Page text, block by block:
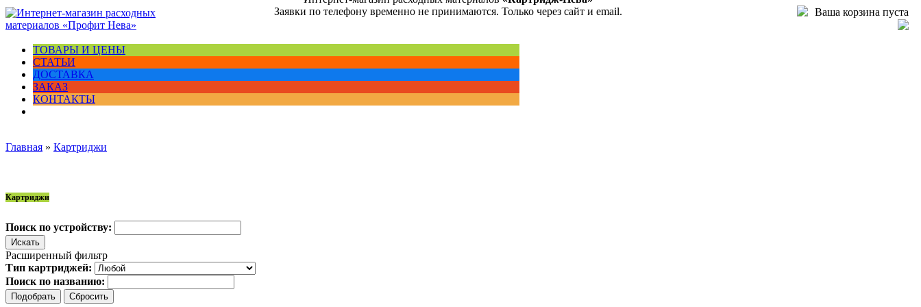
Заявки по телефону временно не принимаются. Только через сайт и email.
Ваша корзина пуста
ТОВАРЫ И ЦЕНЫ
СТАТЬИ
ДОСТАВКА
ЗАКАЗ
КОНТАКТЫ
Главная » Картриджи
Картриджи
Поиск по устройству:
Расширенный фильтр
Тип картриджей:
Поиск по названию: